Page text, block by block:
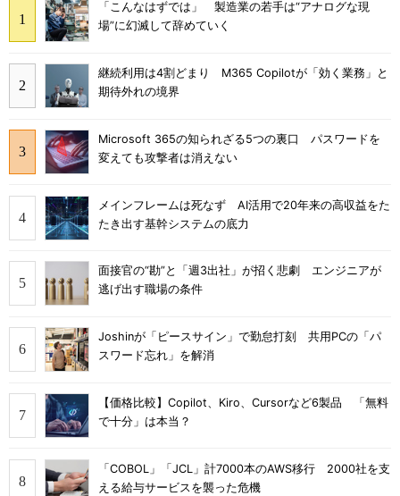
「こんなはずでは」 製造業の若手は“アナログな現
場”に幻滅して辞めていく
継続利用は4割どまり M365 Copilotが「効く業務」と
期待外れの境界
Microsoft 365の知られざる5つの裏口 パスワードを
変えても攻撃者は消えない
メインフレームは死なず AI活用で20年来の高収益をた
たき出す基幹システムの底力
面接官の“勘”と「週3出社」が招く悲劇 エンジニアが
逃げ出す職場の条件
Joshinが「ピースサイン」で勤怠打刻 共用PCの「パ
スワード忘れ」を解消
【価格比較】Copilot、Kiro、Cursorなど6製品 「無料
で十分」は本当？
「COBOL」「JCL」計7000本のAWS移行 2000社を支
える給与サービスを襲った危機